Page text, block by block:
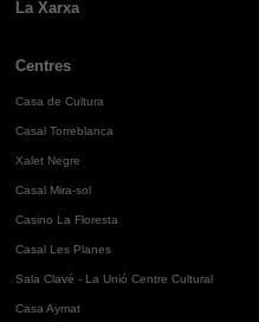
La Xarxa
Centres
Casa de Cultura
Casal Torreblanca
Xalet Negre
Casal Mira-sol
Casino La Floresta
Casal Les Planes
Sala Clavé - La Unió Centre Cultural
Casa Aymat